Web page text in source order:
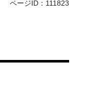
ページID：111823